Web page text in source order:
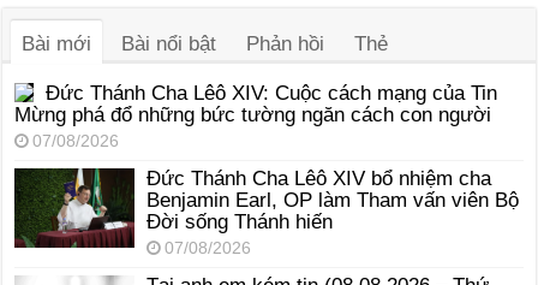
Bài mới Bài nổi bật Phản hồi Thẻ
Đức Thánh Cha Lêô XIV: Cuộc cách mạng của Tin
Mừng phá đổ những bức tường ngăn cách con người
07/08/2026
Đức Thánh Cha Lêô XIV bổ nhiệm cha
Benjamin Earl, OP làm Tham vấn viên Bộ
Đời sống Thánh hiến
07/08/2026